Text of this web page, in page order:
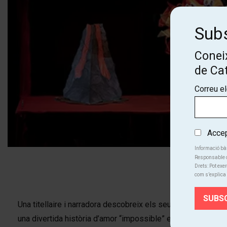
Una titellaire i narradora descobreix els seus records
una divertida història d’amor “impossible” entre un diable
de
Correu
Informació
Responsable
Drets: Pot
com